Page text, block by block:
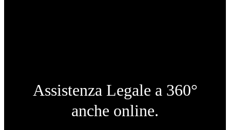
Assistenza Legale a 360°
anche online.